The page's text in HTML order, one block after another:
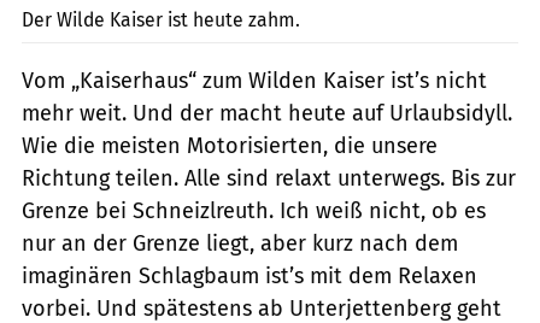
Der Wilde Kaiser ist heute zahm.
Vom „Kaiserhaus“ zum Wilden Kaiser ist’s nicht
mehr weit. Und der macht heute auf Urlaubsidyll.
Wie die meisten Motorisierten, die unsere
Richtung teilen. Alle sind relaxt unterwegs. Bis zur
Grenze bei Schneizlreuth. Ich weiß nicht, ob es
nur an der Grenze liegt, aber kurz nach dem
imaginären Schlagbaum ist’s mit dem Relaxen
vorbei. Und spätestens ab Unterjettenberg geht